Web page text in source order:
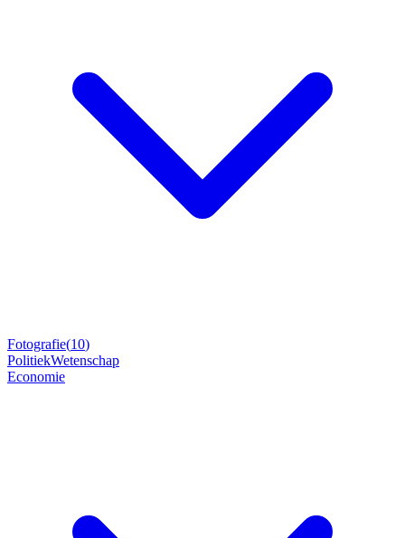
Fotografie(10)
PolitiekWetenschap
Economie